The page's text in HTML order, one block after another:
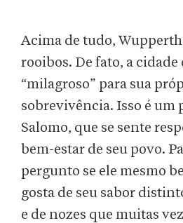
Acima de tudo,
rooibos. De fato, a cidade
“milagroso” para sua
sobrevivência. Isso é um
Salomo, que se sente
bem-estar de seu povo.
pergunto se ele mesmo
gosta de seu sabor
e de nozes que muitas